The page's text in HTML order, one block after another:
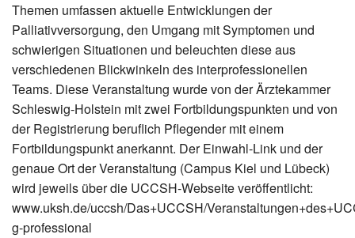
Themen umfassen aktuelle Entwicklungen der
Palliativversorgung, den Umgang mit Symptomen und
schwierigen Situationen und beleuchten diese aus
verschiedenen Blickwinkeln des interprofessionellen
Teams. Diese Veranstaltung wurde von der Ärztekammer
Schleswig-Holstein mit zwei Fortbildungspunkten und von
der Registrierung beruflich Pflegender mit einem
Fortbildungspunkt anerkannt. Der Einwahl-Link und der
genaue Ort der Veranstaltung (Campus Kiel und Lübeck)
wird jeweils über die UCCSH-Webseite veröffentlicht:
www.uksh.de/uccsh/Das+UCCSH/
g-professional